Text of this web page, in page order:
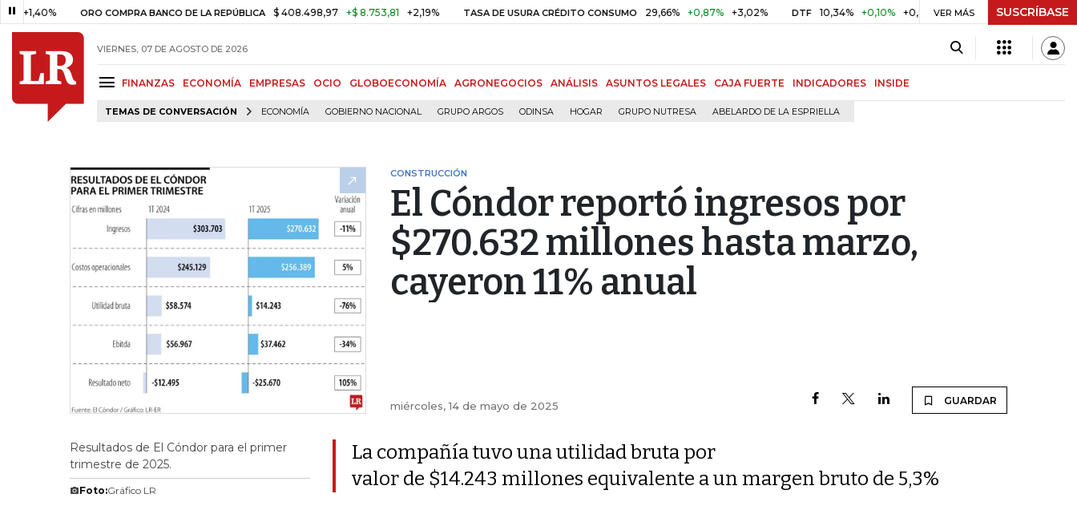
ORO COMPRA BANCO DE LA REPÚBLICA $ 408.498,97 +$ 8.753,81 +2,19% TASA DE USURA CRÉDITO CONSUMO 29,66% +0,87% +3,02% DTF 10,34% +0,10% +0,98% UVR $ 416,96 +$ 0,05 +0,01%
VER MÁS SUSCRÍBASE
VIERNES, 07 DE AGOSTO DE 2026
FINANZAS ECONOMÍA EMPRESAS OCIO GLOBOECONOMÍA AGRONEGOCIOS ANÁLISIS ASUNTOS LEGALES CAJA FUERTE INDICADORES INSIDE
TEMAS DE CONVERSACIÓN ECONOMÍA GOBIERNO NACIONAL GRUPO ARGOS ODINSA HOGAR GRUPO NUTRESA ABELARDO DE LA ESPRIELLA
CONSTRUCCIÓN
El Cóndor reportó ingresos por
$270.632 millones hasta marzo,
cayeron 11% anual
miércoles, 14 de mayo de 2025 GUARDAR
Resultados de El Cóndor para el primer
trimestre de 2025.
Foto:Gráfico LR
La compañía tuvo una utilidad bruta por
valor de $14.243 millones equivalente a un margen bruto de 5,3%